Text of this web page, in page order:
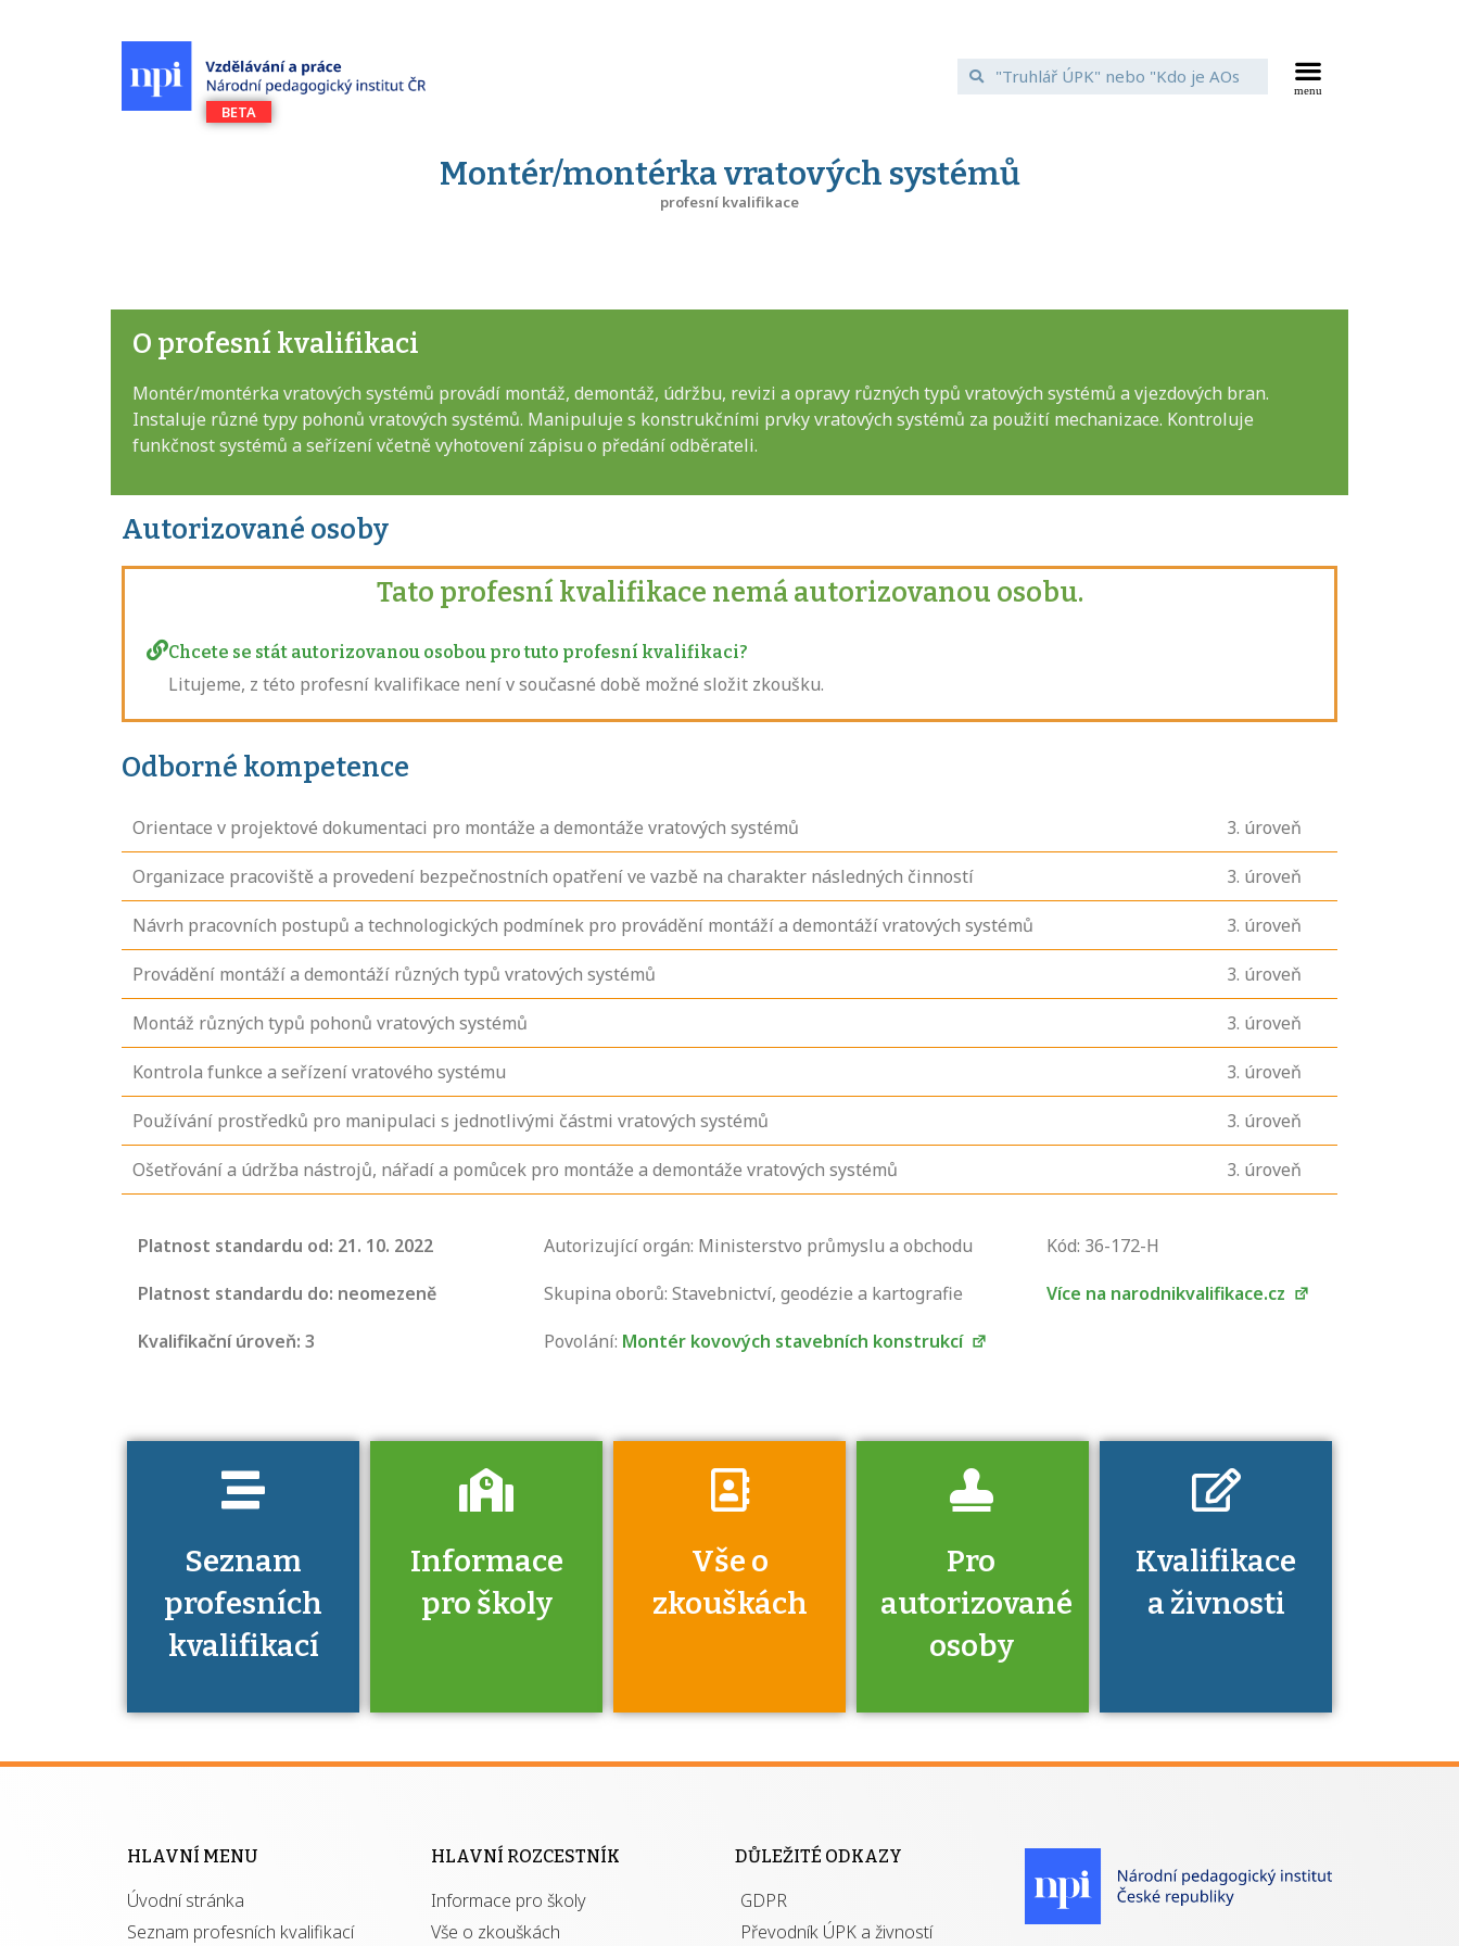
Montér/montérka vratových systémů
profesní kvalifikace
O profesní kvalifikaci
Montér/montérka vratových systémů provádí montáž, demontáž, údržbu, revizi a opravy různých typů vratových systémů a vjezdových bran.
Instaluje různé typy pohonů vratových systémů. Manipuluje s konstrukčními prvky vratových systémů za použití mechanizace. Kontroluje
funkčnost systémů a seřízení včetně vyhotovení zápisu o předání odběrateli.
Autorizované osoby
Tato profesní kvalifikace nemá autorizovanou osobu.
Chcete se stát autorizovanou osobou pro tuto profesní kvalifikaci?
Litujeme, z této profesní kvalifikace není v současné době možné složit zkoušku.
Odborné kompetence
Orientace v projektové dokumentaci pro montáže a demontáže vratových systémů 3. úroveň
Organizace pracoviště a provedení bezpečnostních opatření ve vazbě na charakter následných činností 3. úroveň
Návrh pracovních postupů a technologických podmínek pro provádění montáží a demontáží vratových systémů 3. úroveň
Provádění montáží a demontáží různých typů vratových systémů 3. úroveň
Montáž různých typů pohonů vratových systémů 3. úroveň
Kontrola funkce a seřízení vratového systému 3. úroveň
Používání prostředků pro manipulaci s jednotlivými částmi vratových systémů 3. úroveň
Ošetřování a údržba nástrojů, nářadí a pomůcek pro montáže a demontáže vratových systémů 3. úroveň
Platnost standardu od: 21. 10. 2022
Platnost standardu do: neomezeně
Kvalifikační úroveň: 3
Autorizující orgán: Ministerstvo průmyslu a obchodu
Skupina oborů: Stavebnictví, geodézie a kartografie
Povolání: Montér kovových stavebních konstrukcí
Kód: 36-172-H
Více na narodnikvalifikace.cz
Seznam
profesních
kvalifikací
seznam
kvalifikací. Víte,
musíte pro danou
Informace
pro školy
Víte, že jako škola
kvalifikací jisté
získávání
autorizací?
Vše o
zkouškách
Zjistěte, jak se
zkoušce a kde
o tom, kdo vás
Pro
autorizované
osoby
výhody má získání
Kvalifikace
a živnosti
U řady živností je
Pro které toto
HLAVNÍ MENU
Úvodní stránka
Seznam profesních kvalifikací
HLAVNÍ ROZCESTNÍK
Informace pro školy
Vše o zkouškách
DŮLEŽITÉ ODKAZY
GDPR
Převodník ÚPK a živností